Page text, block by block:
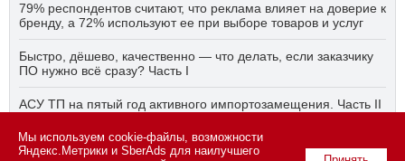
79% респондентов считают, что реклама влияет на доверие к
бренду, а 72% используют ее при выборе товаров и услуг
Быстро, дёшево, качественно — что делать, если заказчику
ПО нужно всё сразу? Часть I
АСУ ТП на пятый год активного импортозамещения. Часть II
Бесперебойность уходит в облако? Часть II
Мы используем cookie-файлы, возможности
Яндекс.Метрики и SberAds для наилучшего